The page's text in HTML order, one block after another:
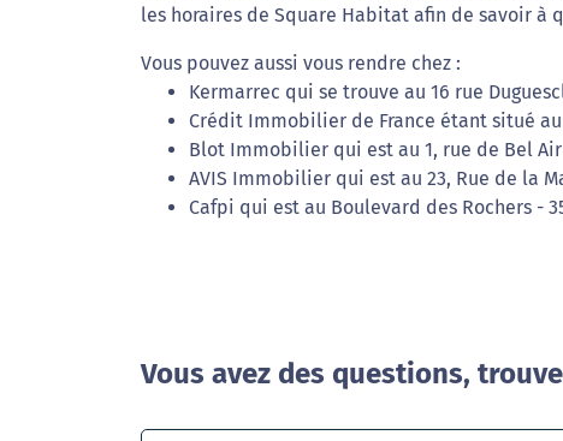
les horaires de Square Habitat afin de savoir à
Vous pouvez aussi vous rendre chez :
Kermarrec qui se trouve au 16 rue
Crédit Immobilier de France étant situé
Blot Immobilier qui est au 1, rue de Bel
AVIS Immobilier qui est au 23, Rue de la
Cafpi qui est au Boulevard des Rochers -
Vous avez des questions,